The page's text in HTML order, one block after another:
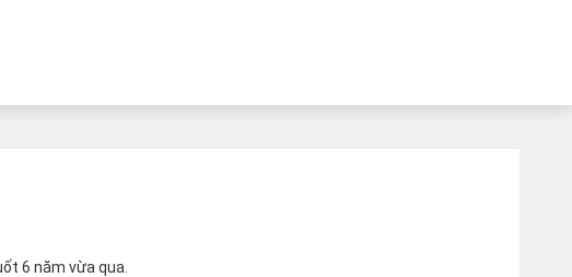
6 năm vừa qua.